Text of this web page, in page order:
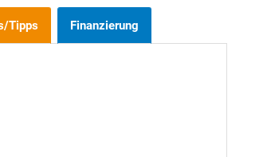
Finanzierung
Tipps